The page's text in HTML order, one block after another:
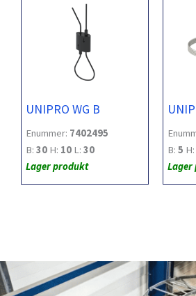
UNIPRO WG B
Enummer: 7402495
B: 30 H: 10 L: 30
Lager produkt
B: 5 H:
Lager